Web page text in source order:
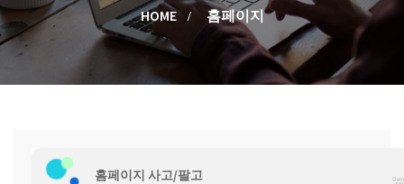
HOME 홈페이지
홈페이지 사고/팔고